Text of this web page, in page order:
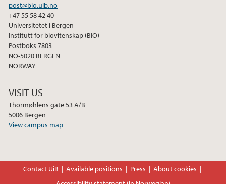
post@bio.uib.no
+47 55 58 42 40
Universitetet i Bergen
Institutt for biovitenskap (BIO)
Postboks 7803
NO-5020 BERGEN
NORWAY
VISIT US
Thormøhlens gate 53 A/B
5006 Bergen
View campus map
Contact UiB Available positions Press
About cookies